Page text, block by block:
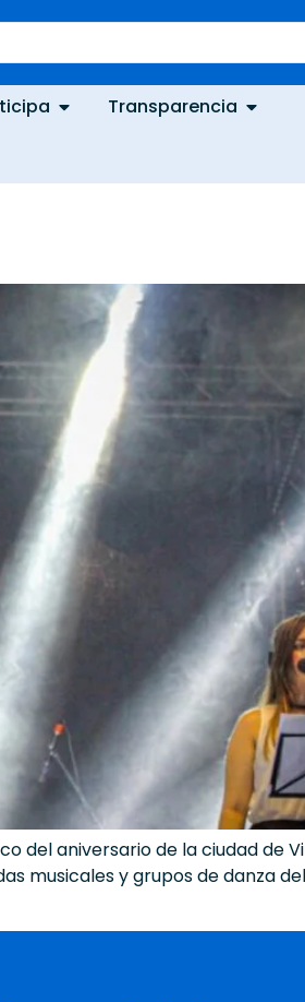
Transparencia
del aniversario de la ciudad de
musicales y grupos de danza